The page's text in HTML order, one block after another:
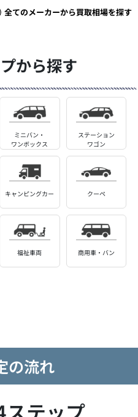
全てのメーカーから買取相場を探す
から探す
ミニバン・
ワンボックス
ステーション
ワゴン
キャンピングカー クーペ
福祉車両 商用車・バン
の流れ